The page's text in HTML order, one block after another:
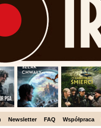
Newsletter FAQ Współpraca